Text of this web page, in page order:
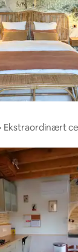
Ekstraordinært